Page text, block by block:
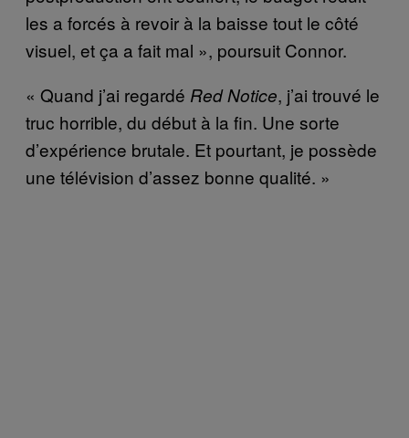
les a forcés à revoir à la baisse tout le côté
visuel, et ça a fait mal », poursuit Connor.
« Quand j’ai regardé Red Notice, j’ai trouvé le
truc horrible, du début à la fin. Une sorte
d’expérience brutale. Et pourtant, je possède
une télévision d’assez bonne qualité. »